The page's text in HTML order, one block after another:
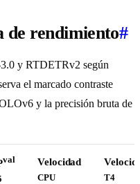
de rendimiento#
y RTDETRv2 según
el marcado contraste
y la precisión bruta de
val
Velocidad
CPU
T4